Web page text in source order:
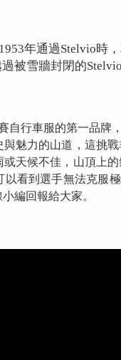
年通過Stelvio時
被雪牆封閉的
自行車服的第一品牌
魅力的山道，這挑
天候不佳，山頂上
看到選手無法克服
編回報給大家。